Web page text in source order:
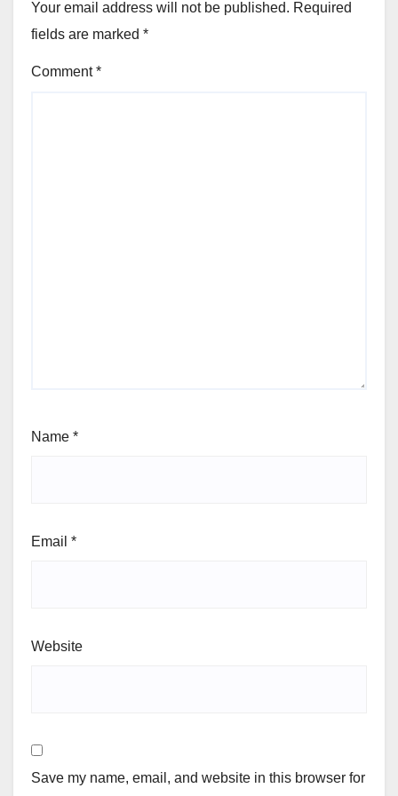
Your email address will not be published. Required
fields are marked *
Comment*
Name *
Email *
Website
Save my name, email, and website in this browser for